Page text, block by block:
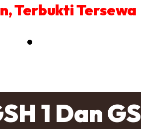
Terbukti Tersewa
1 Dan